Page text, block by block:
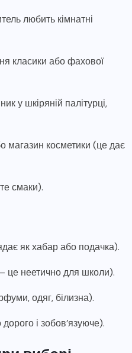
любить кімнатні
класики або фахової
у шкіряній палітурці,
магазин косметики (це дає
смаки).
як хабар або подачка).
це неетично для школи).
одяг, білизна).
і зобов’язуюче).